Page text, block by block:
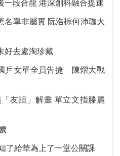
河套跨河連接橋最後一段合龍 港深創科融合提速
阮浩棕何沛珈大
去處淘珍藏
乒女單全員告捷 陳熠大戰
解畫 單立文指滕麗
歲
了給華為上了一堂公關課